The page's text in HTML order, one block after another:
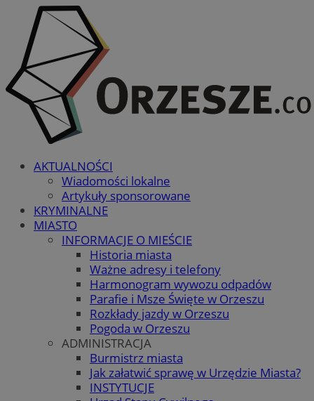
AKTUALNOŚCI
Wiadomości lokalne
Artykuły sponsorowane
KRYMINALNE
MIASTO
INFORMACJE O MIEŚCIE
Historia miasta
Ważne adresy i telefony
Harmonogram wywozu odpadów
Parafie i Msze Święte w Orzeszu
Rozkłady jazdy w Orzeszu
Pogoda w Orzeszu
ADMINISTRACJA
Burmistrz miasta
Jak załatwić sprawę w Urzędzie Miasta?
INSTYTUCJE